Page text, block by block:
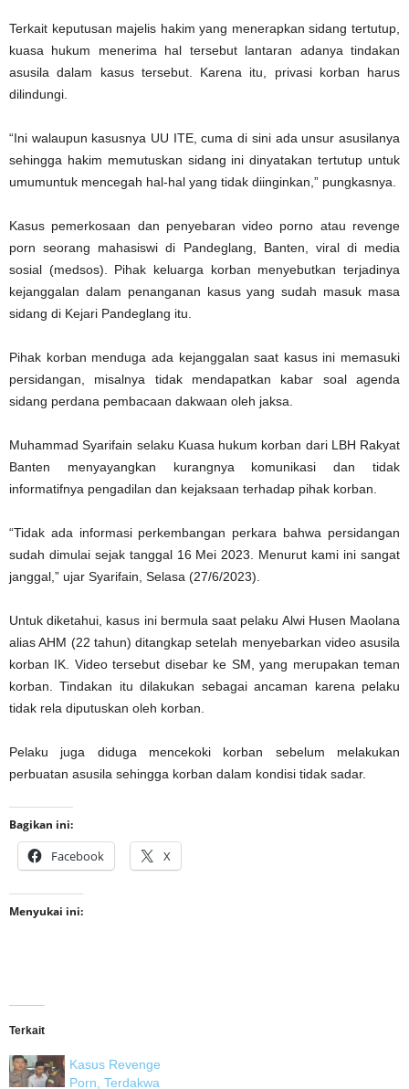
Terkait keputusan majelis hakim yang menerapkan sidang tertutup,
kuasa hukum menerima hal tersebut lantaran adanya tindakan
asusila dalam kasus tersebut. Karena itu, privasi korban harus
dilindungi.
“Ini walaupun kasusnya UU ITE, cuma di sini ada unsur asusilanya
sehingga hakim memutuskan sidang ini dinyatakan tertutup untuk
umumuntuk mencegah hal-hal yang tidak diinginkan,” pungkasnya.
Kasus pemerkosaan dan penyebaran video porno atau revenge
porn seorang mahasiswi di Pandeglang, Banten, viral di media
sosial (medsos). Pihak keluarga korban menyebutkan terjadinya
kejanggalan dalam penanganan kasus yang sudah masuk masa
sidang di Kejari Pandeglang itu.
Pihak korban menduga ada kejanggalan saat kasus ini memasuki
persidangan, misalnya tidak mendapatkan kabar soal agenda
sidang perdana pembacaan dakwaan oleh jaksa.
Muhammad Syarifain selaku Kuasa hukum korban dari LBH Rakyat
Banten menyayangkan kurangnya komunikasi dan tidak
informatifnya pengadilan dan kejaksaan terhadap pihak korban.
“Tidak ada informasi perkembangan perkara bahwa persidangan
sudah dimulai sejak tanggal 16 Mei 2023. Menurut kami ini sangat
janggal,” ujar Syarifain, Selasa (27/6/2023).
Untuk diketahui, kasus ini bermula saat pelaku Alwi Husen Maolana
alias AHM (22 tahun) ditangkap setelah menyebarkan video asusila
korban IK. Video tersebut disebar ke SM, yang merupakan teman
korban. Tindakan itu dilakukan sebagai ancaman karena pelaku
tidak rela diputuskan oleh korban.
Pelaku juga diduga mencekoki korban sebelum melakukan
perbuatan asusila sehingga korban dalam kondisi tidak sadar.
Bagikan ini:
Facebook X
Menyukai ini:
Terkait
Kasus Revenge
Porn, Terdakwa